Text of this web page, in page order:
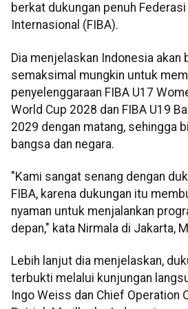
berkat dukungan penuh
Internasional (FIBA).
Dia menjelaskan Indonesia akan
semaksimal mungkin untuk
penyelenggaraan FIBA U17
World Cup 2028 dan FIBA U19
2029 dengan matang, sehingga
bangsa dan negara.
"Kami sangat senang dengan
FIBA, karena dukungan itu
nyaman untuk menjalankan
depan," kata Nirmala di Jakarta,
Lebih lanjut dia menjelaskan,
terbukti melalui kunjungan
Ingo Weiss dan Chief Operation